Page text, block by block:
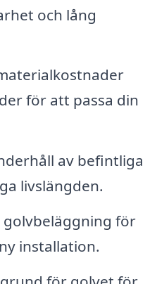
och lång
för att passa din
av befintliga
livslängden.
golvbeläggning för
installation.